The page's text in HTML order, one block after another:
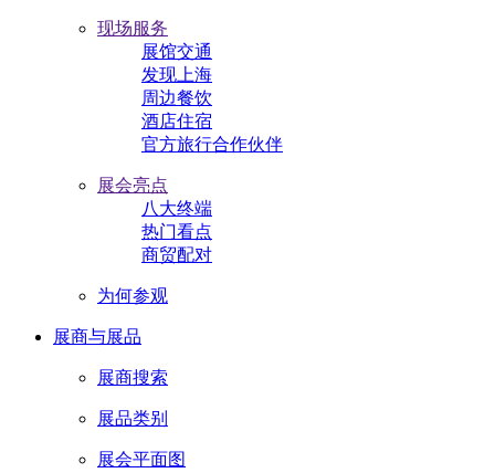
现场服务
展馆交通
发现上海
周边餐饮
酒店住宿
官方旅行合作伙伴
展会亮点
八大终端
热门看点
商贸配对
为何参观
展商与展品
展商搜索
展品类别
展会平面图